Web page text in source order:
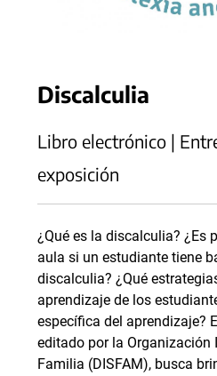
Discalculia
Libro electrónico |
exposición
¿Qué es la discalculia? ¿Es
aula si un estudiante tiene
discalculia? ¿Qué
aprendizaje de los
específica del aprendizaje?
editado por la Organización
Familia (DISFAM), busca